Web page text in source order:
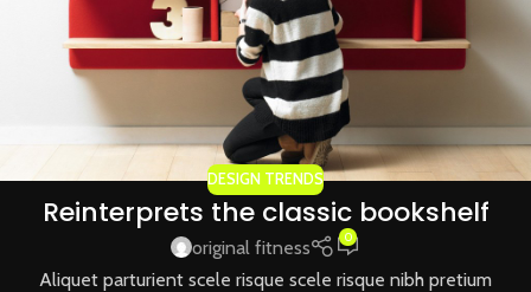
DESIGN TRENDS
Reinterprets the classic bookshelf
original fitness 0
Aliquet parturient scele risque scele risque nibh pretium